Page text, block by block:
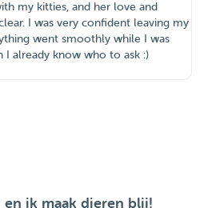
my kitties, and her love and
I was very confident leaving my
went smoothly while I was
I already know who to ask :)
ik maak dieren blij!